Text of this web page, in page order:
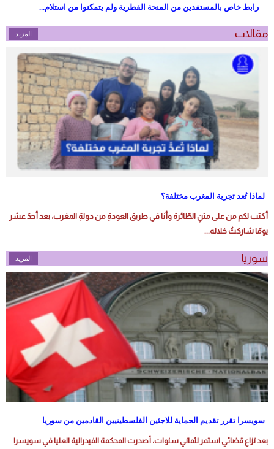
رابط خاص بالمستفدين من المنحة القطرية ولم يتمكنوا من استلام...
مقالات المزيد
لماذا تُعد تجربة المغرب مختلفة؟
أكتب لكم من على متنِ الطّائرة وأنا في طريق العودةِ من دولةِ المغرب، بعد أحدَ عشر
يومًا شاركتُ خلاله...
سوريا المزيد
سويسرا تقرر تقديم الحماية للاجئين الفلسطينيين القادمين من سوريا
بعد نزاع قضائي استمر لثماني سنوات، أصدرت المحكمة الفيدرالية العليا في سويسرا